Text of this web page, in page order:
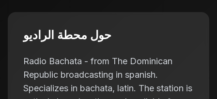
حول محطة الراديو
Radio Bachata - from The Dominican
Republic broadcasting in spanish.
Specializes in bachata, latin. The station is